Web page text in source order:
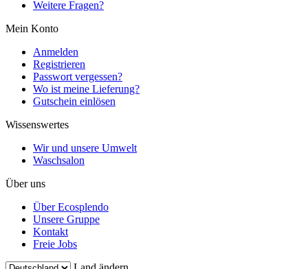
Weitere Fragen?
Mein Konto
Anmelden
Registrieren
Passwort vergessen?
Wo ist meine Lieferung?
Gutschein einlösen
Wissenswertes
Wir und unsere Umwelt
Waschsalon
Über uns
Über Ecosplendo
Unsere Gruppe
Kontakt
Freie Jobs